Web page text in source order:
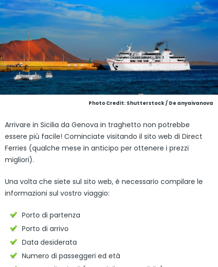
Photo Credit: Shutterstock / De anyaivanova
Arrivare in Sicilia da Genova in traghetto non potrebbe
essere più facile! Cominciate visitando il sito web di Direct
Ferries (qualche mese in anticipo per ottenere i prezzi
migliori).
Una volta che siete sul sito web, è necessario compilare le
informazioni sul vostro viaggio:
Porto di partenza
Porto di arrivo
Data desiderata
Numero di passeggeri ed età